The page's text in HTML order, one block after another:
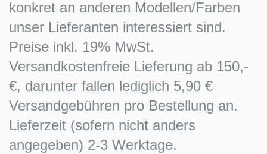
konkret an anderen Modellen/Farben
unser Lieferanten interessiert sind.
Preise inkl. 19% MwSt.
Versandkostenfreie Lieferung ab 150,-
€, darunter fallen lediglich 5,90 €
Versandgebühren pro Bestellung an.
Lieferzeit (sofern nicht anders
angegeben) 2-3 Werktage.